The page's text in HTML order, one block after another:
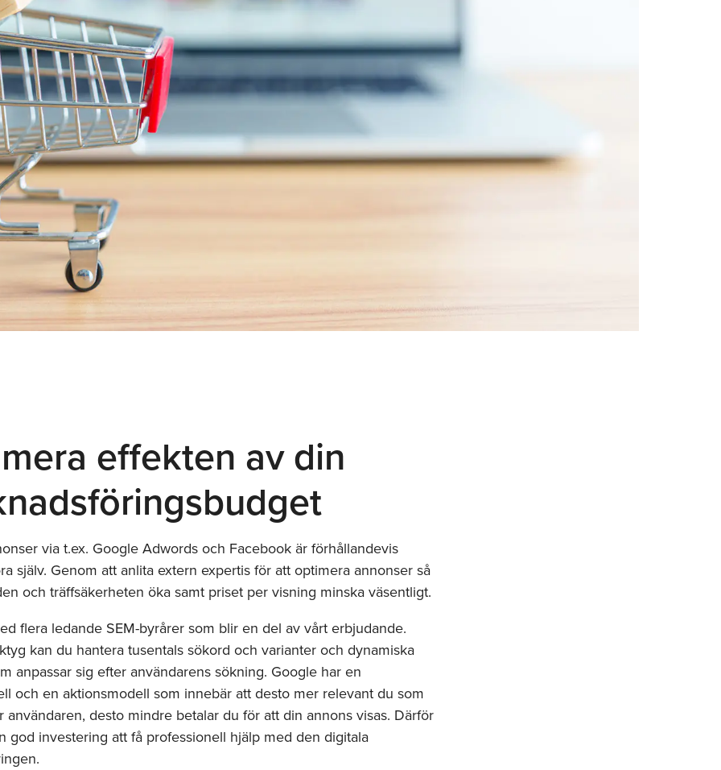
effekten av din
via t.ex. Google Adwords och Facebook är förhållandevis
själv. Genom att anlita extern expertis för att optimera annonser så
och träffsäkerheten öka samt priset per visning minska väsentligt.
flera ledande SEM-byrårer som blir en del av vårt erbjudande.
kan du hantera tusentals sökord och varianter och dynamiska
anpassar sig efter användarens sökning. Google har en
och en aktionsmodell som innebär att desto mer relevant du som
användaren, desto mindre betalar du för att din annons visas. Därför
god investering att få professionell hjälp med den digitala